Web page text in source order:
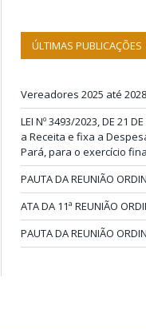
ÚLTIMAS PUBLICAÇÕES
Vereadores 2025 até 2028
LEI Nº 3493/2023, DE 21
a Receita e fixa a
Pará, para o exercício
PAUTA DA REUNIÃO
ATA DA 11ª REUNIÃO
PAUTA DA REUNIÃO